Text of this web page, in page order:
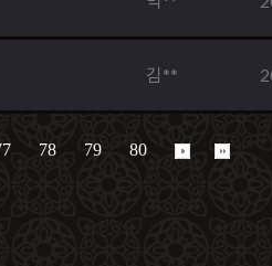
김**
78 79 80